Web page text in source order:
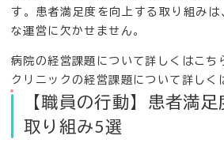
す。患者満足度を向上する取り組み
な運営に欠かせません。
病院の経営課題について詳しくはこち
クリニックの経営課題について詳しく
【職員の行動】患者満
取り組み5選